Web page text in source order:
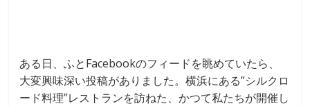
ある日、ふとFacebookのフィードを眺めていたら、
大変興味深い投稿がありました。横浜にある”シルクロ
ード料理”レストランを訪ねた、かつて私たちが開催し